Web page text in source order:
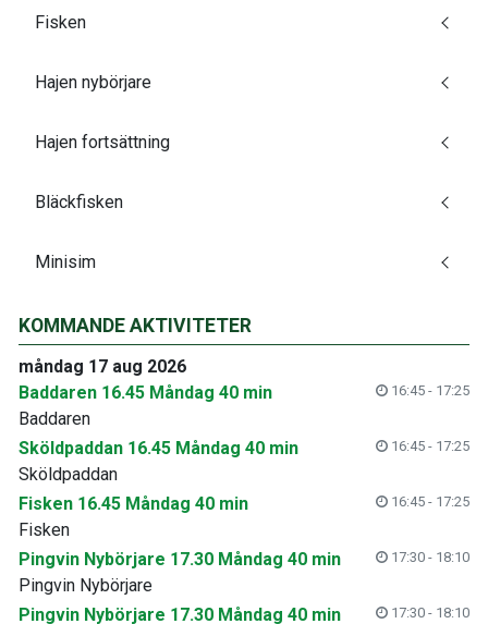
Fisken
Hajen nybörjare
Hajen fortsättning
Bläckfisken
Minisim
KOMMANDE AKTIVITETER
måndag 17 aug 2026
Baddaren 16.45 Måndag 40 min
16:45 - 17:25
Baddaren
Sköldpaddan 16.45 Måndag 40 min
16:45 - 17:25
Sköldpaddan
Fisken 16.45 Måndag 40 min
16:45 - 17:25
Fisken
Pingvin Nybörjare 17.30 Måndag 40 min
17:30 - 18:10
Pingvin Nybörjare
Pingvin Nybörjare 17.30 Måndag 40 min
17:30 - 18:10